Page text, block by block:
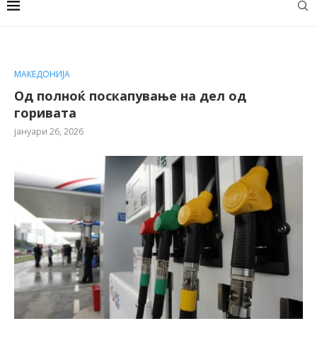
МАКЕДОНИЈА
Од полноќ поскапување на дел од
горивата
јануари 26, 2026